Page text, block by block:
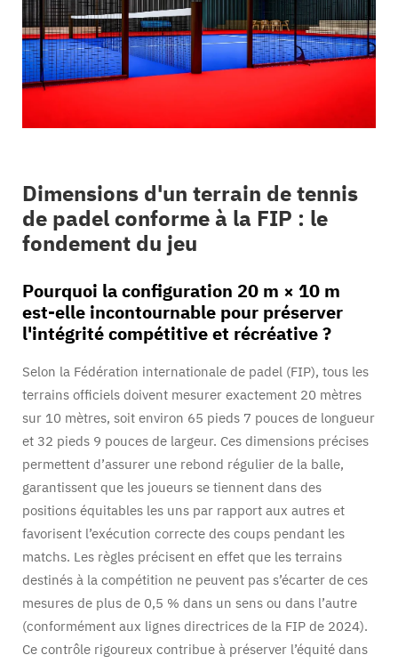
Dimensions d'un terrain de tennis
de padel conforme à la FIP : le
fondement du jeu
Pourquoi la configuration 20 m × 10 m
est-elle incontournable pour préserver
l'intégrité compétitive et récréative ?
Selon la Fédération internationale de padel (FIP), tous les
terrains officiels doivent mesurer exactement 20 mètres
sur 10 mètres, soit environ 65 pieds 7 pouces de longueur
et 32 pieds 9 pouces de largeur. Ces dimensions précises
permettent d’assurer une rebond régulier de la balle,
garantissent que les joueurs se tiennent dans des
positions équitables les uns par rapport aux autres et
favorisent l’exécution correcte des coups pendant les
matchs. Les règles précisent en effet que les terrains
destinés à la compétition ne peuvent pas s’écarter de ces
mesures de plus de 0,5 % dans un sens ou dans l’autre
(conformément aux lignes directrices de la FIP de 2024).
Ce contrôle rigoureux contribue à préserver l’équité dans